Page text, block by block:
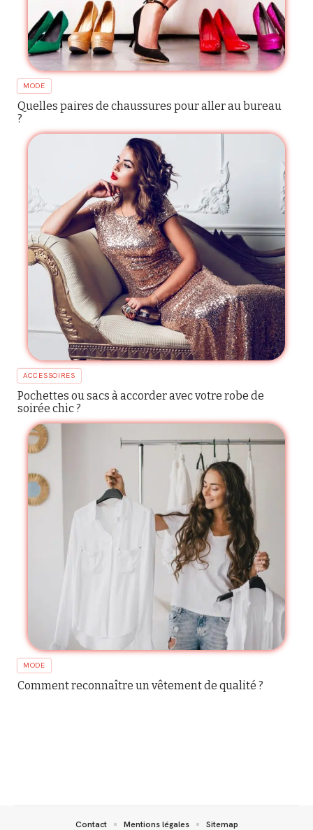
MODE
Quelles paires de chaussures pour aller au bureau
?
ACCESSOIRES
Pochettes ou sacs à accorder avec votre robe de
soirée chic ?
MODE
Comment reconnaître un vêtement de qualité ?
Contact Mentions légales Sitemap